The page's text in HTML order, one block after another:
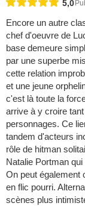
5,0
Encore un autre
chef d'oeuvre de
base demeure
par une superbe
cette relation
et une jeune
c'est là toute la
arrive à y croire
personnages. Ce
tandem d'acteurs
rôle de hitman
Natalie Portman
On peut également
en flic pourri.
scènes plus